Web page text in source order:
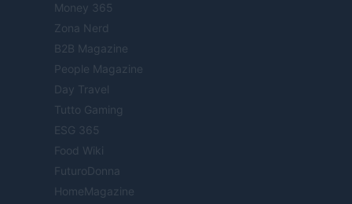
Money 365
Zona Nerd
B2B Magazine
People Magazine
Day Travel
Tutto Gaming
ESG 365
Food Wiki
FuturoDonna
HomeMagazine